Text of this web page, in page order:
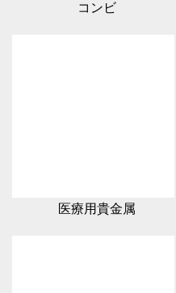
コンビ
医療用貴金属